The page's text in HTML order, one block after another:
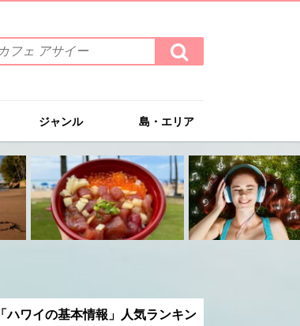
検
索
す
ジャンル 島・エリア
「ハワイの基本情報」人気ランキン